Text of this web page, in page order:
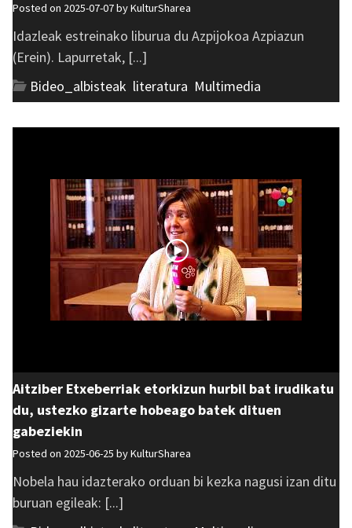
Posted on 2025-07-07 byKulturSharea
Idazleak estreinako liburua du Azpijokoa Azpiazun
(Erein). Lapurretak, [...]
Bideo_albisteak literatura Multimedia
Aitziber Etxeberriak etorkizun hurbil bat irudikatu
du, ustezko gizarte hobeago batek dituen
gabeziekin
Posted on 2025-06-25 byKulturSharea
Nobela hau idazterako orduan bi kezka nagusi izan ditu
buruan egileak: [...]